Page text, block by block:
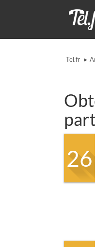
Tel.fr ▸
26